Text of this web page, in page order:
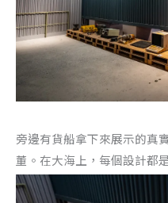
旁邊有貨船拿下來展示的真
董。在大海上，每個設計都